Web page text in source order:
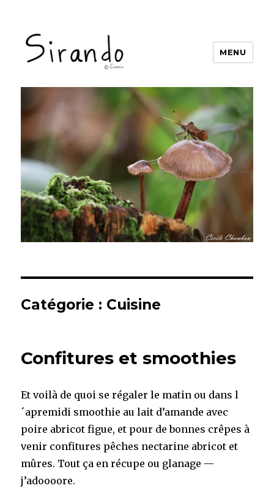
MENU
Catégorie : Cuisine
Confitures et smoothies
Et voilà de quoi se régaler le matin ou dans l
´apremidi smoothie au lait d’amande avec
poire abricot figue, et pour de bonnes crêpes à
venir confitures pêches nectarine abricot et
mûres. Tout ça en récupe ou glanage —
j’adoooore.